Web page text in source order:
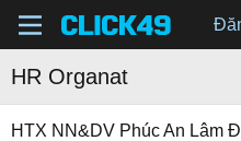
HR Organat
HTX NN&DV Phúc An Lâm